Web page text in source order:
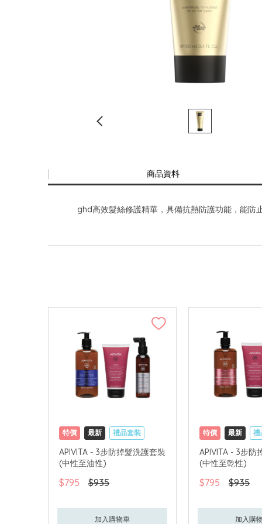
商品資料
ghd高效髮絲修護精華，具備抗熱防護功能，能防
特價 最新
禮品套裝
網購店取
可中國內地配送
APIVITA - 3步防掉髮洗護套裝
(中性至油性)
$795 $935
加入購物車
特價 最新
禮
網購店取
可中
APIVITA - 3步防
(中性至乾性)
$795 $935
加入購